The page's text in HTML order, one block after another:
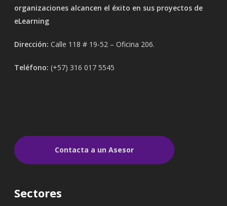
organizaciones alcancen el éxito en sus proyectos de
eLearning
Dirección: Calle 118 # 19-52 – Oficina 206.
Teléfono: (+57) 316 017 5545
Contacta a un Asesor
Sectores